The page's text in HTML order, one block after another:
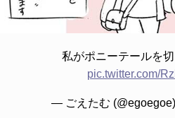
私がポニーテールを
pic.twitter.com/
— ごえたむ (@egoegoe)